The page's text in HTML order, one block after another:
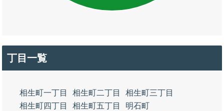
丁目一覧
相生町一丁目 相生町二丁目
相生町三丁目
相生町四丁目
相生町五丁目
明石町